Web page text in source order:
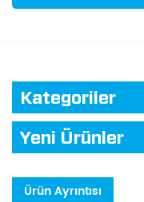
Kategoriler
Yeni Ürünler
Ürün Ayrıntısı